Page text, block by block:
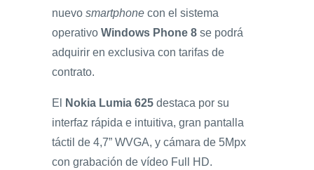
nuevo smartphone con el sistema
operativo Windows Phone 8 se podrá
adquirir en exclusiva con tarifas de
contrato.
El Nokia Lumia 625 destaca por su
interfaz rápida e intuitiva, gran pantalla
táctil de 4,7” WVGA, y cámara de 5Mpx
con grabación de vídeo Full HD.